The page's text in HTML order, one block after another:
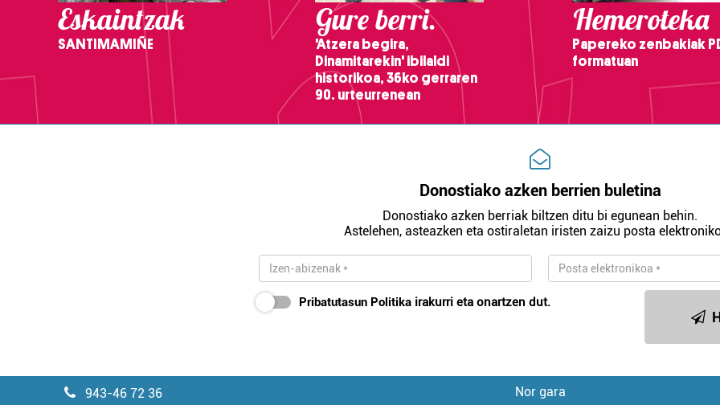
Eskaintzak
SANTIMAMIÑE
Gure berri.
'Atzera begira,
Dinamitarekin' ibilaldi
historikoa, 36ko gerraren
90. urteurrenean
Hemeroteka
Papereko zenbakiak
formatuan
Donostiako azken berrien buletina
Donostiako azken berriak biltzen ditu bi egunean behin.
Astelehen, asteazken eta ostiraletan iristen zaizu posta
Pribatutasun Politika irakurri eta onartzen dut.
943-46 72 36
Nor gara